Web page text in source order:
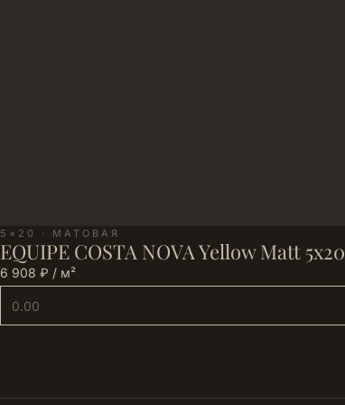
5×20 · МАТОВАЯ
EQUIPE COSTA NOVA Yellow Matt 5х20
6 908 ₽ / м²